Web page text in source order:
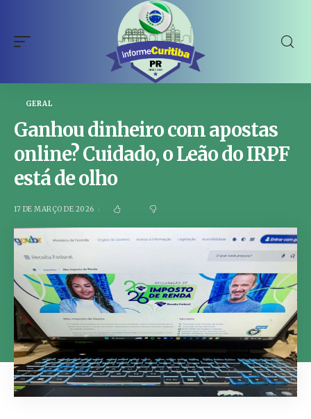
GERAL
Ganhou dinheiro com apostas
online? Cuidado, o Leão do IRPF
está de olho
17 DE MARÇO DE 2026